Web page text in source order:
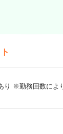
り ※勤務回数によ